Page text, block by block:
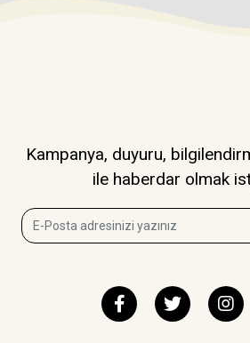
Kampanya, duyuru,
ile haberdar olmak